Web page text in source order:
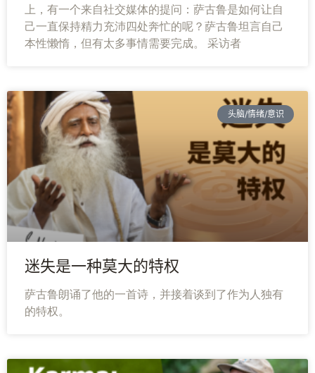
上，有一个来自社交媒体的提问：萨古鲁是如何让自
己一直保持精力充沛四处奔忙的呢？萨古鲁坦言自己
本性懒惰，但有太多事情需要完成。 采访者
头脑/情绪/意识
迷失是一种莫大的特权
萨古鲁朗诵了他的一首诗，并接着谈到了作为人独有
的特权。